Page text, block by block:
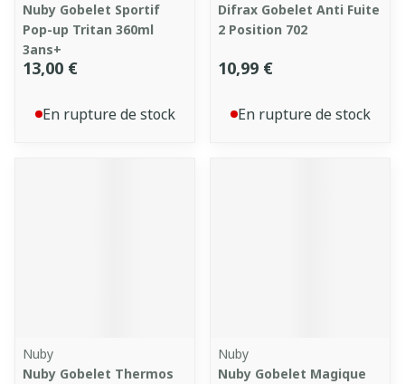
Nuby Gobelet Sportif
Pop-up Tritan 360ml
3ans+
13,00 €
En rupture de stock
Difrax Gobelet Anti Fuite
2 Position 702
10,99 €
En rupture de stock
Nuby
Nuby Gobelet Thermos
Nuby
Nuby Gobelet Magique